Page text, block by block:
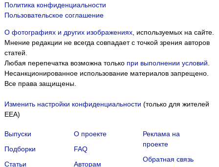
Политика конфиденциальности
Пользовательское соглашение
О фотографиях и других изображениях, используемых на сайте.
Мнение редакции не всегда совпадает с точкой зрения авторов
статей.
Любая перепечатка возможна только при выполнении условий
Несанкционированное использование материалов запрещено.
Все права защищены.
Изменить настройки конфиденциальности (только для жителей
EEA)
Выпуски
Подборки
Статьи
О проекте
FAQ
Авторам
Реклама на
проекте
Обратная связь